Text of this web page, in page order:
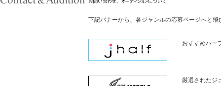
下記バナーから、各ジャンルの応募ページへと飛
おすすめハー
厳選されたジ